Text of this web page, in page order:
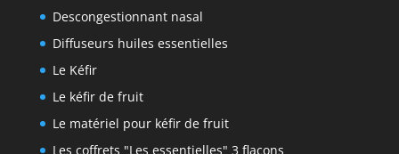
Descongestionnant nasal
Diffuseurs huiles essentielles
Le Kéfir
Le kéfir de fruit
Le matériel pour kéfir de fruit
Les coffrets "Les essentielles" 3 flacons